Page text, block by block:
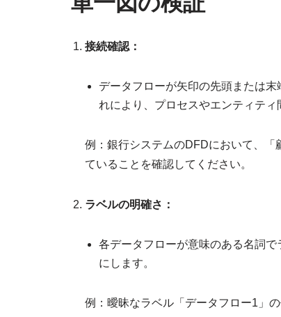
接続確認：
データフローが矢印の先頭または
れにより、プロセスやエンティティ
例：銀行システムのDFDにおいて、
ていることを確認してください。
ラベルの明確さ：
各データフローが意味のある名詞
にします。
例：曖昧なラベル「データフロー1」